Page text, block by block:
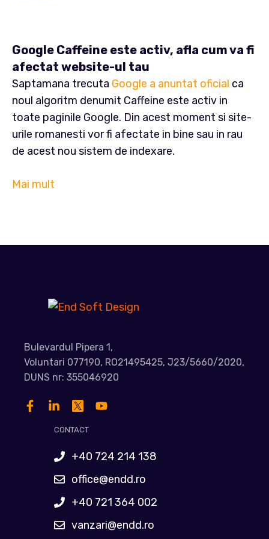
Google Caffeine este activ, afla cum va fi
afectat website-ul tau
Saptamana trecuta Google a anuntat oficial ca
noul algoritm denumit Caffeine este activ in
toate paginile Google. Din acest moment si site-
urile romanesti vor fi afectate in bine sau in rau
de acest nou sistem de indexare.
Mai mult
Bulevardul Pipera 1,
Voluntari 077190, RO21495425, J23/5660/2020,
DUNS nr: 355046920
CONTACT
+40 724 214 138
office@endd.ro
+40 721 364 002
vanzari@endd.ro